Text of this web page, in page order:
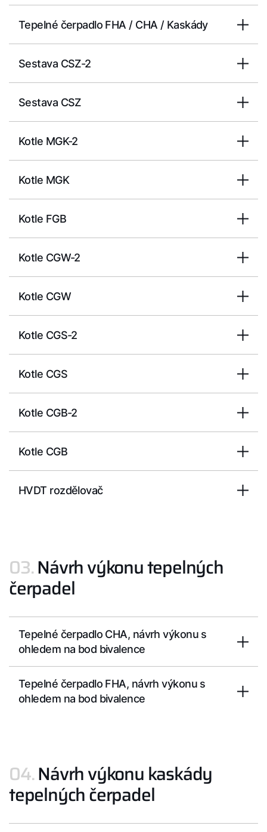
Tepelné čerpadlo FHA / CHA / Kaskády
Sestava CSZ-2
Sestava CSZ
Kotle MGK-2
Kotle MGK
Kotle FGB
Kotle CGW-2
Kotle CGW
Kotle CGS-2
Kotle CGS
Kotle CGB-2
Kotle CGB
HVDT rozdělovač
03.Návrh výkonu tepelných
čerpadel
Tepelné čerpadlo CHA, návrh výkonu s
ohledem na bod bivalence
Tepelné čerpadlo FHA, návrh výkonu s
ohledem na bod bivalence
04.Návrh výkonu kaskády
tepelných čerpadel